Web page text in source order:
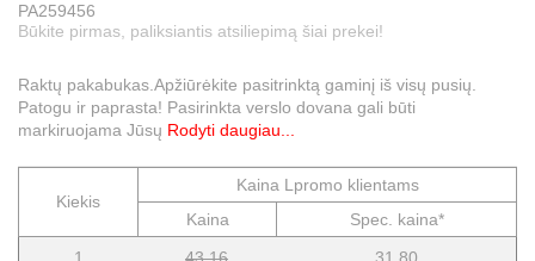
PA259456
Būkite pirmas, paliksiantis atsiliepimą šiai prekei!
Raktų pakabukas.Apžiūrėkite pasitrinktą gaminį iš visų pusių.
Patogu ir paprasta! Pasirinkta verslo dovana gali būti
markiruojama Jūsų Rodyti daugiau...
Kiekis
Kaina Lpromo klientams
Kaina
Spec. kaina*